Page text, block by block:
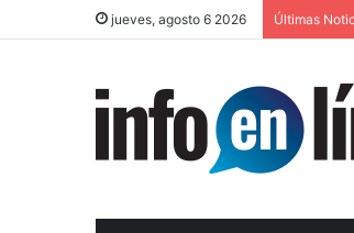
jueves, agosto 6 2026 Últimas